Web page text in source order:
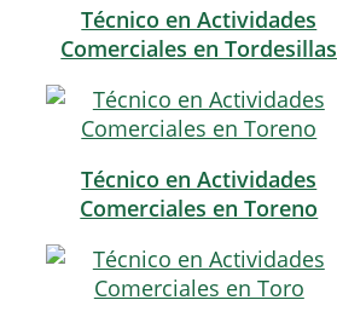
Técnico en Actividades
Comerciales en Tordesillas
Técnico en Actividades
Comerciales en Toreno